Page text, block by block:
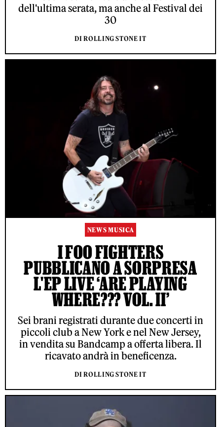
dell'ultima serata, ma anche al Festival dei
30
DI ROLLING STONE IT
NEWS MUSICA
I FOO FIGHTERS
PUBBLICANO A SORPRESA
L'EP LIVE ‘ARE PLAYING
WHERE??? VOL. II’
Sei brani registrati durante due concerti in
piccoli club a New York e nel New Jersey,
in vendita su Bandcamp a offerta libera. Il
ricavato andrà in beneficenza.
DI ROLLING STONE IT